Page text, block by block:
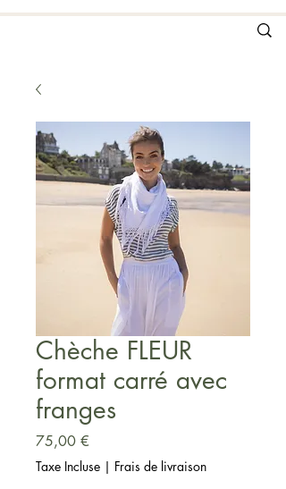
Chèche FLEUR
format carré avec
franges
75,00 €
Taxe Incluse | Frais de livraison